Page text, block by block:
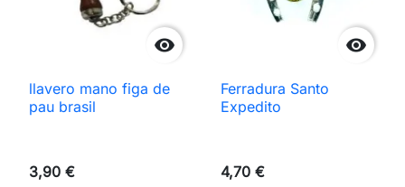

llavero mano figa de
pau brasil
3,90 €

Ferradura Santo
Expedito
4,70 €